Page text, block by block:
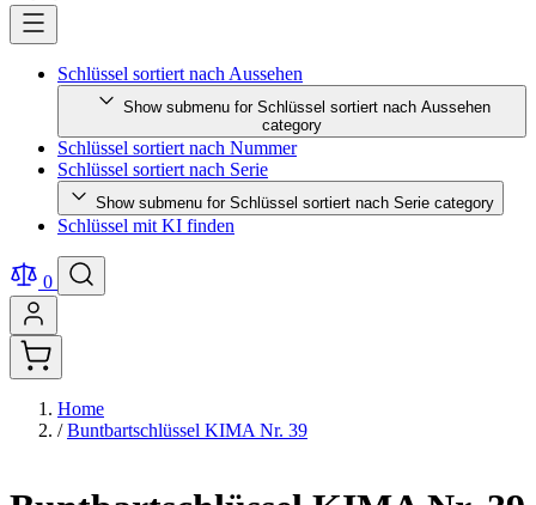
Schlüssel sortiert nach Aussehen
Show submenu for Schlüssel sortiert nach Aussehen
category
Schlüssel sortiert nach Nummer
Schlüssel sortiert nach Serie
Show submenu for Schlüssel sortiert nach Serie category
Schlüssel mit KI finden
0
Home
/ Buntbartschlüssel KIMA Nr. 39